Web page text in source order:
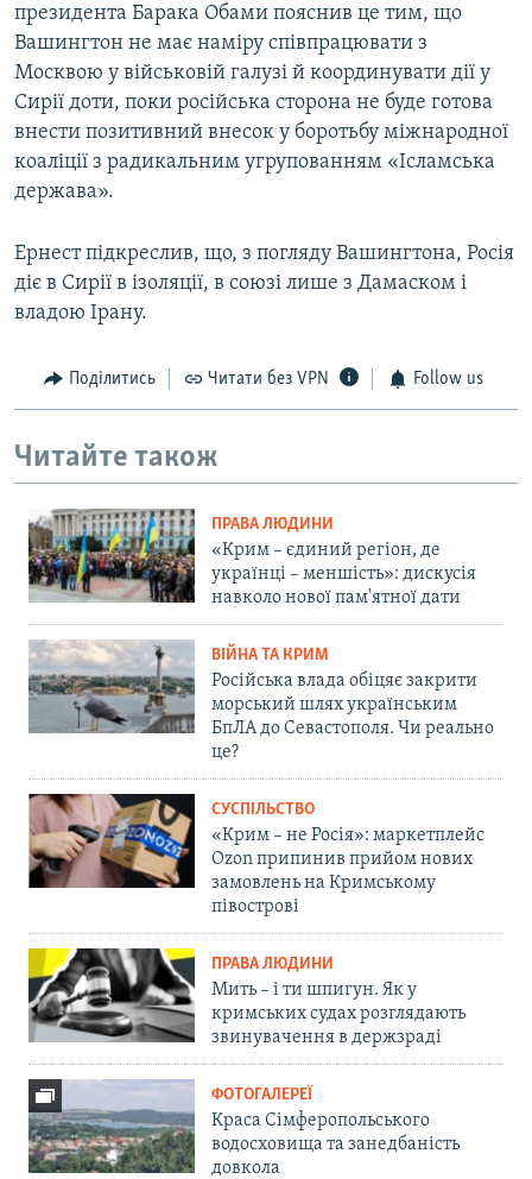
президента Барака Обами пояснив це тим, що
Вашингтон не має наміру співпрацювати з
Москвою у військовій галузі й координувати дії у
Сирії доти, поки російська сторона не буде готова
внести позитивний внесок у боротьбу міжнародної
коаліції з радикальним угрупованням «Ісламська
держава».
Ернест підкреслив, що, з погляду Вашингтона, Росія
діє в Сирії в ізоляції, в союзі лише з Дамаском і
владою Ірану.
Поділитись Читати без VPN Follow us
Читайте також
ПРАВА ЛЮДИНИ
«Крим – єдиний регіон, де
українці – меншість»: дискусія
навколо нової пам'ятної дати
ВІЙНА ТА КРИМ
Російська влада обіцяє закрити
морський шлях українським
БпЛА до Севастополя. Чи реально
це?
СУСПІЛЬСТВО
«Крим – не Росія»: маркетплейс
Ozon припинив прийом нових
замовлень на Кримському
півострові
ПРАВА ЛЮДИНИ
Мить – і ти шпигун. Як у
кримських судах розглядають
звинувачення в держзраді
ФОТОГАЛЕРЕЇ
Краса Сімферопольського
водосховища та занедбаність
довкола